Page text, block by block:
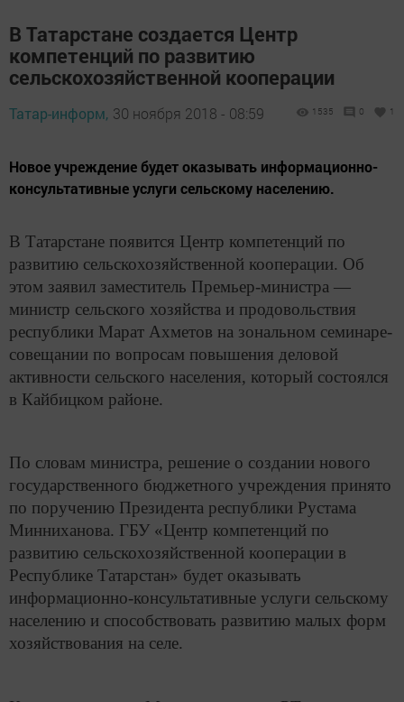
В Татарстане создается Центр
компетенций по развитию
сельскохозяйственной кооперации
Татар-информ, 30 ноября 2018 - 08:59 1535 0 1
Новое учреждение будет оказывать информационно-
консультативные услуги сельскому населению.
В Татарстане появится Центр компетенций по
развитию сельскохозяйственной кооперации. Об
этом заявил заместитель Премьер-министра —
министр сельского хозяйства и продовольствия
республики Марат Ахметов на зональном семинаре-
совещании по вопросам повышения деловой
активности сельского населения, который состоялся
в Кайбицком районе.
По словам министра, решение о создании нового
государственного бюджетного учреждения принято
по поручению Президента республики Рустама
Минниханова. ГБУ «Центр компетенций по
развитию сельскохозяйственной кооперации в
Республике Татарстан» будет оказывать
информационно-консультативные услуги сельскому
населению и способствовать развитию малых форм
хозяйствования на селе.